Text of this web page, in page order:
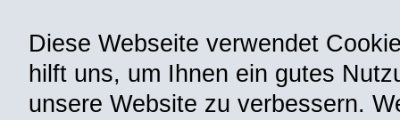
Diese Webseite verwendet
hilft uns, um Ihnen ein gutes
unsere Website zu verbessern.